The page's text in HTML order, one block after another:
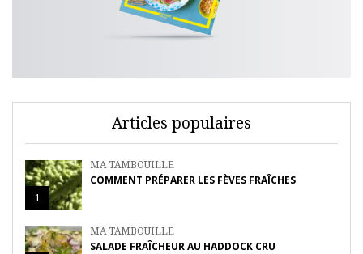
Articles populaires
1
MA TAMBOUILLE
COMMENT PRÉPARER LES FÈVES FRAÎCHES
MA TAMBOUILLE
SALADE FRAÎCHEUR AU HADDOCK CRU